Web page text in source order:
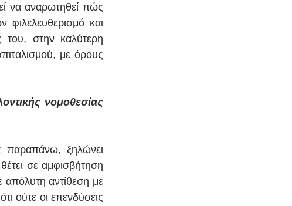
να αναρωτηθεί πώς
φιλελευθερισμό και
του, στην καλύτερη
με όρους
νομοθεσίας
παραπάνω, ξηλώνει
σε αμφισβήτηση
απόλυτη αντίθεση με
ούτε οι επενδύσεις